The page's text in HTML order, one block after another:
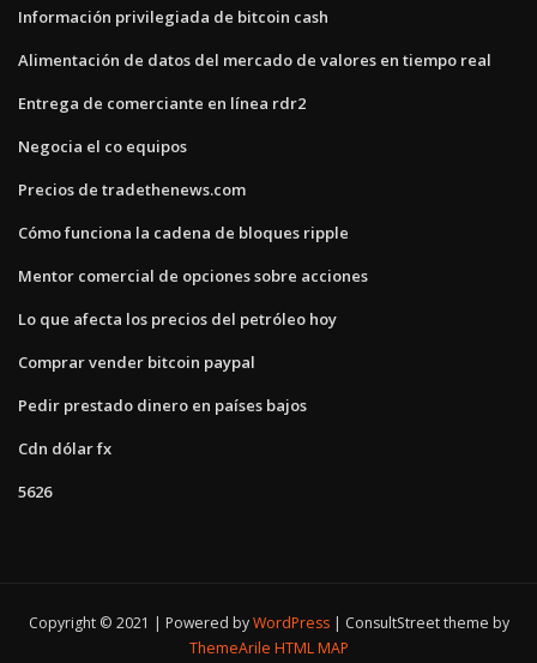
Información privilegiada de bitcoin cash
Alimentación de datos del mercado de valores en tiempo real
Entrega de comerciante en línea rdr2
Negocia el co equipos
Precios de tradethenews.com
Cómo funciona la cadena de bloques ripple
Mentor comercial de opciones sobre acciones
Lo que afecta los precios del petróleo hoy
Comprar vender bitcoin paypal
Pedir prestado dinero en países bajos
Cdn dólar fx
5626
Copyright © 2021 | Powered byWordPress
ConsultStreet theme by
ThemeArile HTML MAP